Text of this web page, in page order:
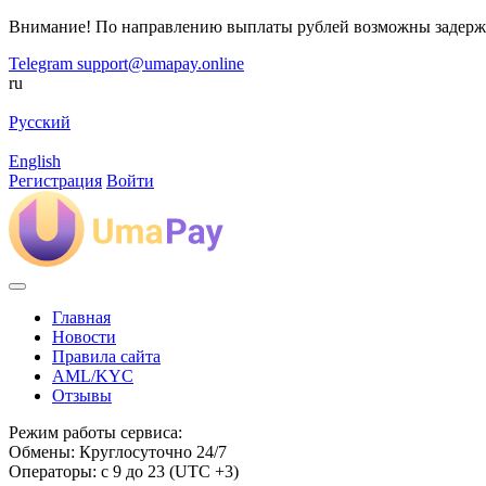
Внимание! По направлению выплаты рублей возможны
Telegram support@umapay.online
ru
Русский
English
Регистрация Войти
Главная
Новости
Правила сайта
AML/KYC
Отзывы
Режим работы сервиса:
Обмены: Круглосуточно 24/7
Операторы: с 9 до 23 (UTC +3)